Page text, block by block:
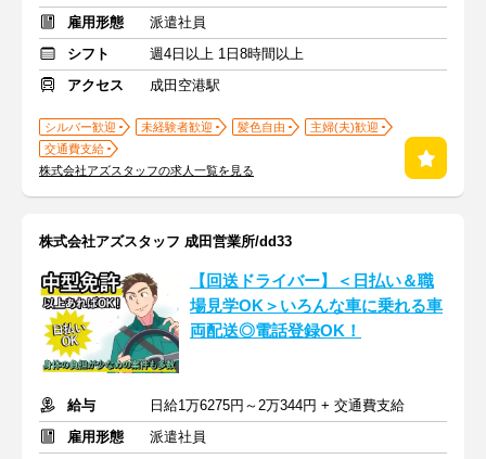
雇用形態
派遣社員
シフト
週4日以上 1日8時間以上
アクセス
成田空港駅
シルバー歓迎 未経験者歓迎 髪色自由
主婦(夫)歓迎
交通費支給
株式会社アズスタッフの求人一覧を見る
株式会社アズスタッフ 成田営業所/dd33
【回送ドライバー】＜日払い＆職
場見学OK＞いろんな車に乗れる車
両配送◎電話登録OK！
給与
日給1万6275円～2万344円 + 交通費支給
雇用形態
派遣社員